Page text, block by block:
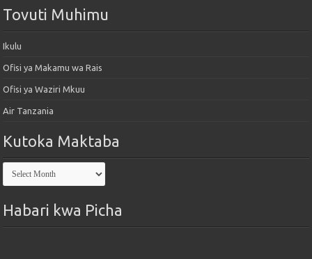
Tovuti Muhimu
Ikulu
Ofisi ya Makamu wa Rais
Ofisi ya Waziri Mkuu
Air Tanzania
Kutoka Maktaba
Kutoka
Maktaba
Habari kwa Picha